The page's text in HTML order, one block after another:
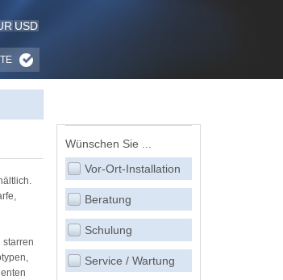
USD
starren
Wünschen Sie ...
Vor-Ort-Installation
Beratung
Schulung
Service / Wartung